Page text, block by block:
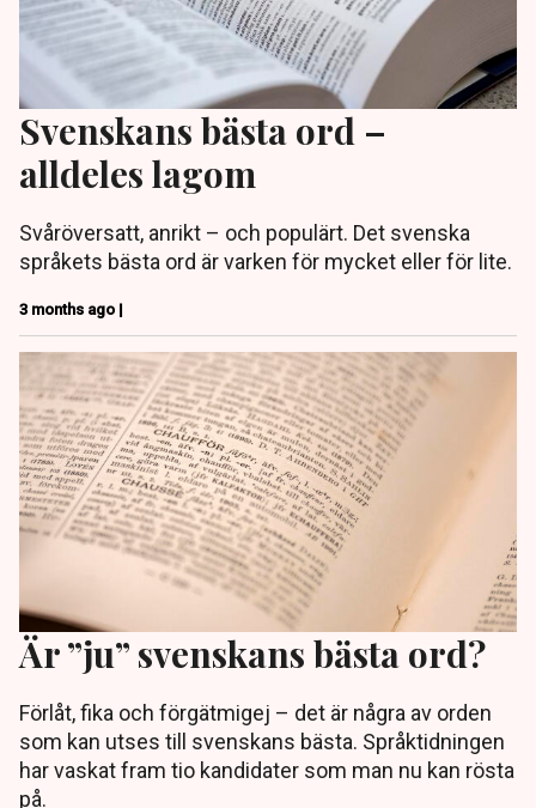
Svenskans bästa ord –
alldeles lagom
Svåröversatt, anrikt – och populärt. Det svenska
språkets bästa ord är varken för mycket eller för lite.
3 months ago |
Är ”ju” svenskans bästa ord?
Förlåt, fika och förgätmigej – det är några av orden
som kan utses till svenskans bästa. Språktidningen
har vaskat fram tio kandidater som man nu kan rösta
på.